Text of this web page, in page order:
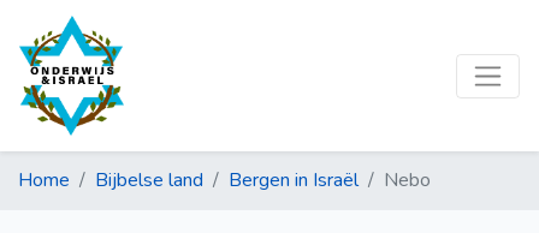
Home Bijbelse land Bergen in Israël Nebo